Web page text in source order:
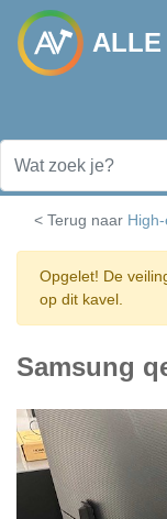
ALLE
< Terug naar
Opgelet! De
op dit kavel.
Samsung